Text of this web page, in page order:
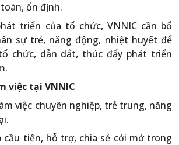
ổn định.
triển của tổ chức, VNNIC cần bổ
sự trẻ, năng động, nhiệt huyết để
chức, dẫn dắt, thúc đẩy phát triển
việc tại VNNIC
việc chuyên nghiệp, trẻ trung, năng
cầu tiến, hỗ trợ, chia sẻ cởi mở trong